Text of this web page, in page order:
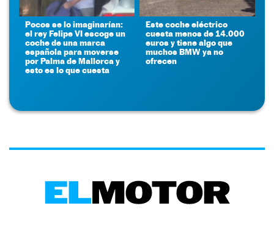
Pocos se lo imaginarían:
el rey Felipe VI escoge un
coche de una marca
española para moverse
por Palma de Mallorca y
esto es lo que cuesta
Este coche eléctrico
cuesta menos de 14.000
euros y tiene algo que
muchos BMW ya no
ofrecen